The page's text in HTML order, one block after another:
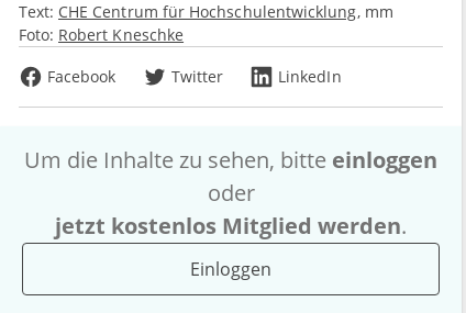
Text: CHE Centrum für Hochschulentwicklung mm
Foto: Robert Kneschke
Facebook
Twitter LinkedIn
Um die Inhalte zu sehen, bitte einloggen
oder
jetzt kostenlos Mitglied werden.
Einloggen